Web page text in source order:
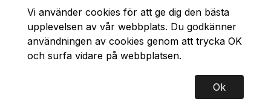
Vi använder cookies för att ge dig den bästa
upplevelsen av vår webbplats. Du godkänner
användningen av cookies genom att trycka OK
och surfa vidare på webbplatsen.
Ok